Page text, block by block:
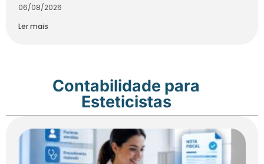
06/08/2026
Ler mais
Contabilidade para
Esteticistas